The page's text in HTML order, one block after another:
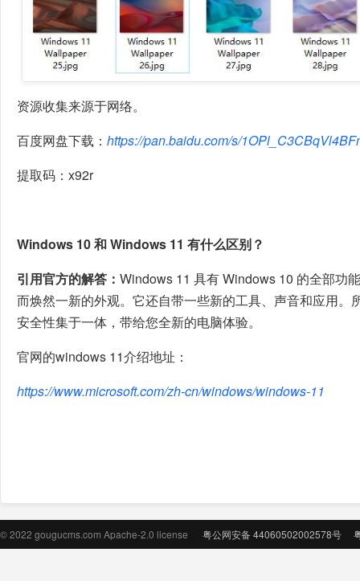
资源收集来源于网络。
百度网盘下载： https://pan.baidu.com/s/
提取码：x92r
Windows 10 和 Windows 11 有什么区别？
引用官方的解答： Windows 11 具有 Windows 10 的全部功
而焕然一新的外观。它还自带一些新的工具、声音和应用。
安全性集于一体，带给您全新的电脑体验。
官网的windows 11介绍地址：
https://www.microsoft.com/zh-cn/windows/windows-11
© 2022 gougucms.com Apache-2.0 license 粤公网安备 44060502002578号